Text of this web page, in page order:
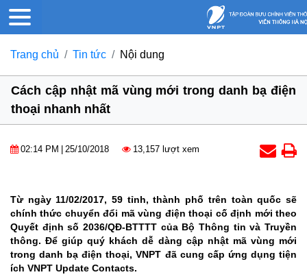
Trang chủ Tin tức Nội dung
Cách cập nhật mã vùng mới trong danh bạ điện
thoại nhanh nhất
02:14 PM 25/10/2018 13,157 lượt xem
Từ ngày 11/02/2017, 59 tỉnh, thành phố trên toàn quốc sẽ
chính thức chuyển đổi mã vùng điện thoại cố định mới theo
Quyết định số 2036/QĐ-BTTTT của Bộ Thông tin và Truyền
thông. Để giúp quý khách dễ dàng cập nhật mã vùng mới
trong danh bạ điện thoại, VNPT đã cung cấp ứng dụng tiện
ích VNPT Update Contacts.